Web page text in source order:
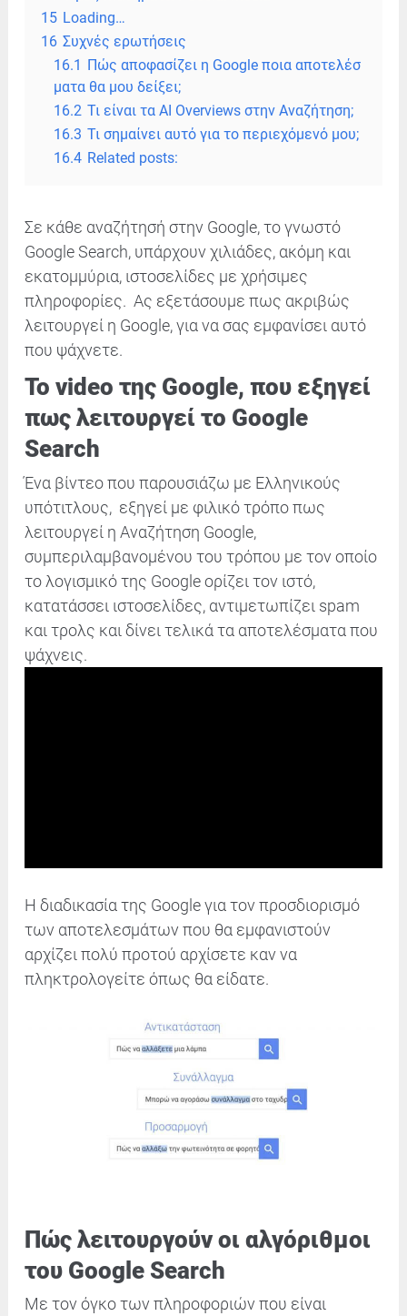
15 Loading…
16 Συχνές ερωτήσεις
16.1 Πώς αποφασίζει η Google ποια αποτελέσ
ματα θα μου δείξει;
16.2 Τι είναι τα AI Overviews στην Αναζήτηση;
16.3 Τι σημαίνει αυτό για το περιεχόμενό μου;
16.4 Related posts:
Σε κάθε αναζήτησή στην Google, το γνωστό
Google Search, υπάρχουν χιλιάδες, ακόμη και
εκατομμύρια, ιστοσελίδες με χρήσιμες
πληροφορίες. Ας εξετάσουμε πως ακριβώς
λειτουργεί η Google, για να σας εμφανίσει αυτό
που ψάχνετε.
Το video της Google, που εξηγεί
πως λειτουργεί το Google
Search
Ένα βίντεο που παρουσιάζω με Ελληνικούς
υπότιτλους, εξηγεί με φιλικό τρόπο πως
λειτουργεί η Αναζήτηση Google,
συμπεριλαμβανομένου του τρόπου με τον οποίο
το λογισμικό της Google ορίζει τον ιστό,
κατατάσσει ιστοσελίδες, αντιμετωπίζει spam
και τρολς και δίνει τελικά τα αποτελέσματα που
ψάχνεις.
Η διαδικασία της Google για τον προσδιορισμό
των αποτελεσμάτων που θα εμφανιστούν
αρχίζει πολύ προτού αρχίσετε καν να
πληκτρολογείτε όπως θα είδατε.
Πώς λειτουργούν οι αλγόριθμοι
του Google Search
Με τον όγκο των πληροφοριών που είναι